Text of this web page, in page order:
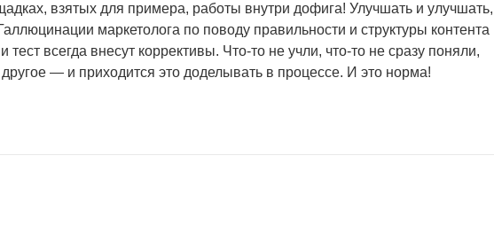
взятых для примера, работы внутри дофига! Улучшать и улучшать,
маркетолога по поводу правильности и структуры контента
всегда внесут коррективы. Что-то не учли, что-то не сразу поняли,
— и приходится это доделывать в процессе. И это норма!